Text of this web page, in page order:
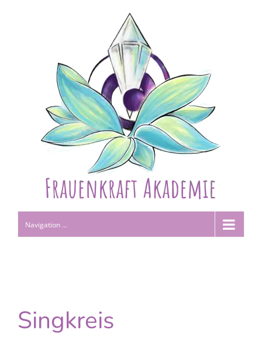
Navigation ...
Singkreis